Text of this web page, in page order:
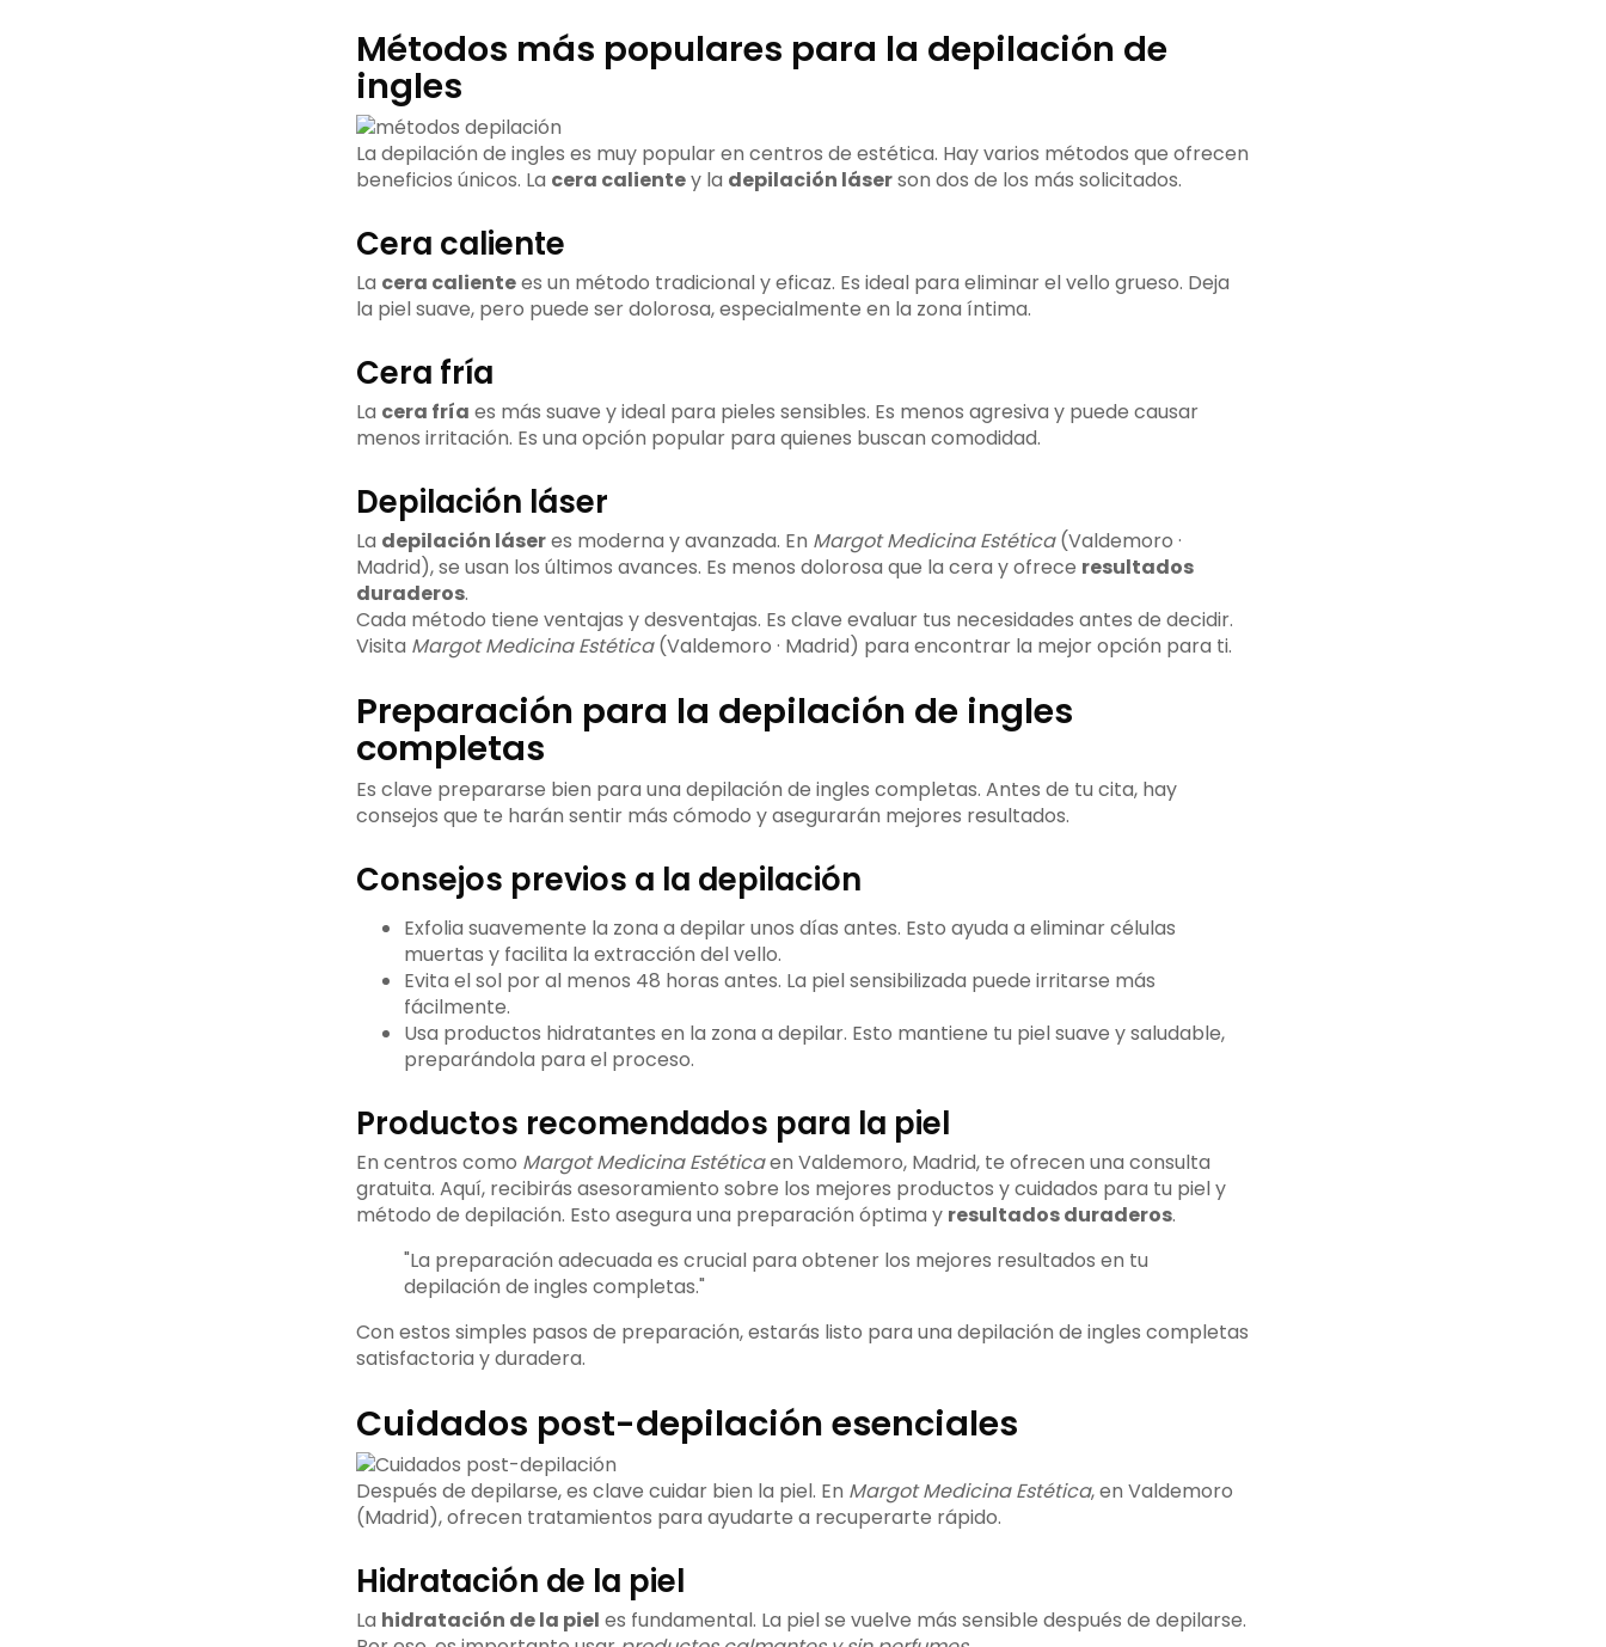
Métodos más populares para la depilación de
ingles
La depilación de ingles es muy popular en centros de estética. Hay varios métodos que ofrecen
beneficios únicos. La cera calientey la depilación láserson dos de los más solicitados.
Cera caliente
La cera calientees un método tradicional y eficaz. Es ideal para eliminar el vello grueso. Deja
la piel suave, pero puede ser dolorosa, especialmente en la zona íntima.
Cera fría
La cera fría es más suave y ideal para pieles sensibles. Es menos agresiva y puede causar
menos irritación. Es una opción popular para quienes buscan comodidad.
Depilación láser
La depilación láseres moderna y avanzada. En Margot Medicina Estética(Valdemoro ·
Madrid), se usan los últimos avances. Es menos dolorosa que la cera y ofrece resultados
duraderos.
Cada método tiene ventajas y desventajas. Es clave evaluar tus necesidades antes de decidir.
Visita Margot Medicina Estética(Valdemoro · Madrid) para encontrar la mejor opción para ti.
Preparación para la depilación de ingles
completas
Es clave prepararse bien para una depilación de ingles completas. Antes de tu cita, hay
consejos que te harán sentir más cómodo y asegurarán mejores resultados.
Consejos previos a la depilación
Exfolia suavemente la zona a depilar unos días antes. Esto ayuda a eliminar células
muertas y facilita la extracción del vello.
Evita el sol por al menos 48 horas antes. La piel sensibilizada puede irritarse más
fácilmente.
Usa productos hidratantes en la zona a depilar. Esto mantiene tu piel suave y saludable,
preparándola para el proceso.
Productos recomendados para la piel
En centros como Margot Medicina Estéticaen Valdemoro, Madrid, te ofrecen una consulta
gratuita. Aquí, recibirás asesoramiento sobre los mejores productos y cuidados para tu piel y
método de depilación. Esto asegura una preparación óptima y resultados duraderos.
"La preparación adecuada es crucial para obtener los mejores resultados en tu
depilación de ingles completas."
Con estos simples pasos de preparación, estarás listo para una depilación de ingles completas
satisfactoria y duradera.
Cuidados post-depilación esenciales
Después de depilarse, es clave cuidar bien la piel. En Margot Medicina Estética, en Valdemoro
(Madrid), ofrecen tratamientos para ayudarte a recuperarte rápido.
Hidratación de la piel
La hidratación de la piel es fundamental. La piel se vuelve más sensible después de depilarse.